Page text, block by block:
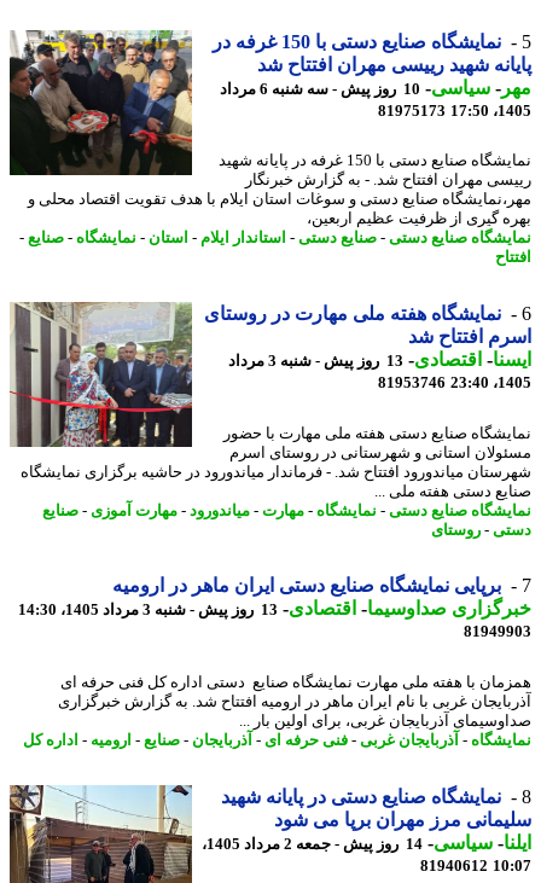
نمایشگاه صنایع دستی با 150 غرفه در
شهید رییسی مهران افتتاح شد
-سیاسی-
10 روز پیش - سه شنبه 6 مرداد
81975173
نمایشگاه صنایع دستی با 150 غرفه در پایانه شهید
مهران افتتاح شد. - به گزارش خبرنگار
صنایع دستی و سوغات استان ایلام با هدف تقویت اقتصاد محلی و
گیری از ظرفیت عظیم اربعین،
صنایع دستی-صنایع دستی-استاندار ایلام -استان-نمایشگاه-صنایع-
نمایشگاه هفته ملی مهارت در روستای
افتتاح شد
-اقتصادی-
13 روز پیش - شنبه 3 مرداد
81953746
صنایع دستی هفته ملی مهارت با حضور
استانی و شهرستانی در روستای اسرم
میاندورود افتتاح شد. - فرماندار میاندورود در حاشیه برگزاری نمایشگاه
دستی هفته ملی ...
صنایع دستی-نمایشگاه-مهارت- میاندورود- مهارت آموزی- صنایع
-روستای
برپایی نمایشگاه صنایع دستی ایران ماهر در ارومیه
صداوسیما-اقتصادی-13 روز پیش - شنبه 3 مرداد 1405، 14:30
با هفته ملی مهارت نمایشگاه صنایع دستی اداره کل فنی حرفه ای
غربی با نام ایران ماهر در ارومیه افتتاح شد. به گزارش خبرگزاری
آذربایجان غربی، برای اولین بار ...
-آذربایجان غربی- فنی حرفه ای- آذربایجان-صنایع-ارومیه -اداره کل
نمایشگاه صنایع دستی در پایانه شهید
مرز مهران برپا می شود
-سیاسی-
14 روز پیش - جمعه 2 مرداد 1405،
81940612